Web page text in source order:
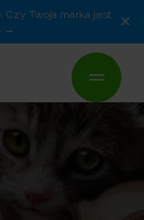
Twoja marka jest
×